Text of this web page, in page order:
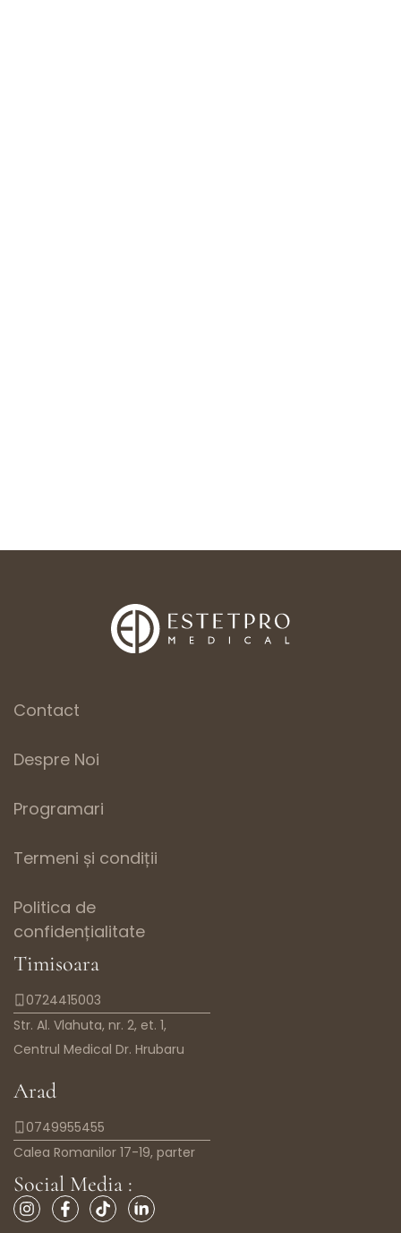
Contact
Despre Noi
Programari
Termeni și condiții
Politica de
confidențialitate
Social Media :
Timisoara
0724415003
Str. Al. Vlahuta, nr. 2, et. 1,
Centrul Medical Dr. Hrubaru
Arad
0749955455
Calea Romanilor 17-19, parter